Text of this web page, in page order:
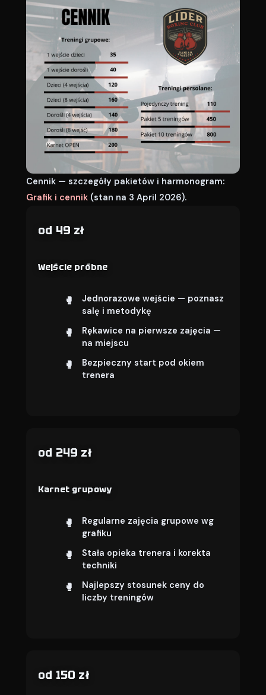
Cennik — szczegóły pakietów i harmonogram:
Grafik i cennik (stan na 3 April 2026).
od 49 zł
Wejście próbne
Jednorazowe wejście — poznasz
salę i metodykę
Rękawice na pierwsze zajęcia —
na miejscu
Bezpieczny start pod okiem
trenera
od 249 zł
Karnet grupowy
Regularne zajęcia grupowe wg
grafiku
Stała opieka trenera i korekta
techniki
Najlepszy stosunek ceny do
liczby treningów
od 150 zł